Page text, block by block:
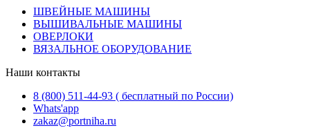
ШВЕЙНЫЕ МАШИНЫ
ВЫШИВАЛЬНЫЕ МАШИНЫ
ОВЕРЛОКИ
ВЯЗАЛЬНОЕ ОБОРУДОВАНИЕ
Наши контакты
8 (800) 511-44-93 ( бесплатный по России)
Whats'app
zakaz@portniha.ru